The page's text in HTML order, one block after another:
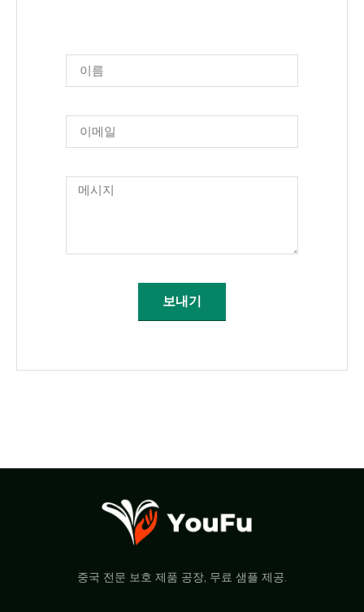
보내기
중국 전문 보호 제품 공장, 무료 샘플 제공.